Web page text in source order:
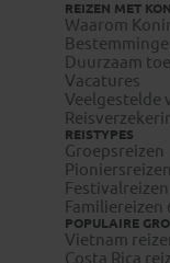
REIZEN MET
Waarom
Duurzaam
Vacatures
Veelgestelde
REISTYPES
Groepsreizen
Pioniersreizen
Festivalreizen
Familiereizen
POPULAIRE
Vietnam
Costa Rica